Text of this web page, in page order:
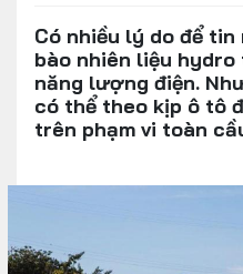
Có nhiều lý do để
bào nhiên liệu
năng lượng điện.
có thể theo kịp ô tô
trên phạm vi toàn